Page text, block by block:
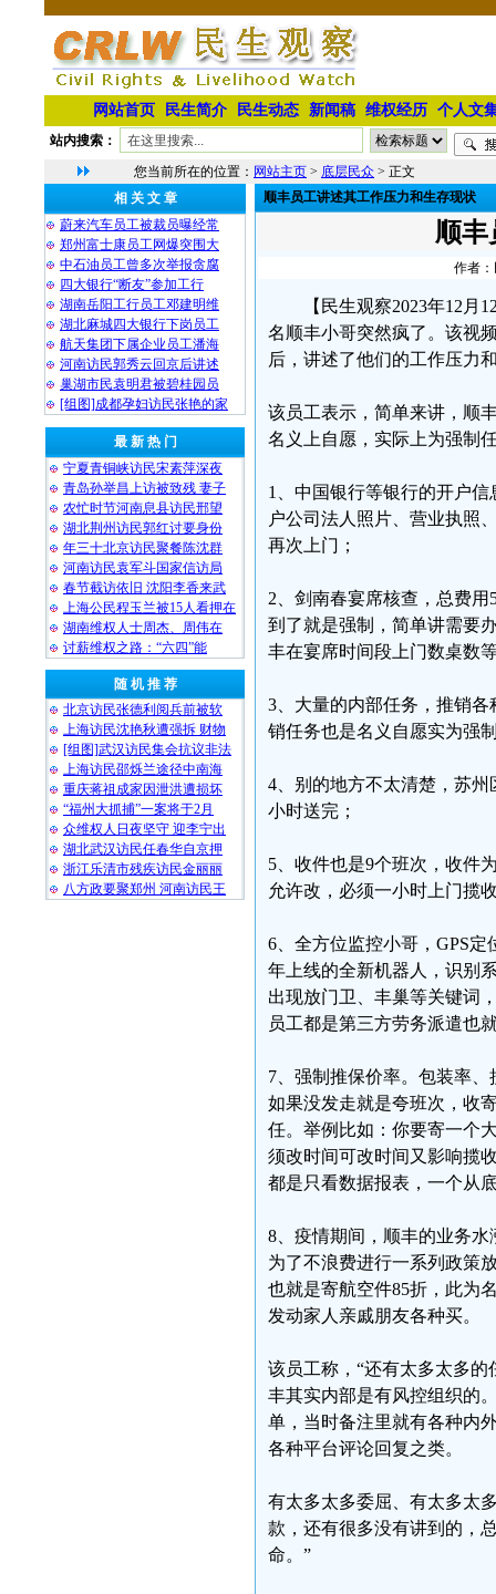
网站首页 民生简介 民生动态 新闻稿 维权经历 个人文
站内搜索：
您当前所在的位置： 网站主页 > 底层民众 > 正文
相 关 文 章
蔚来汽车员工被裁员曝经常
郑州富士康员工网爆突围大
中石油员工曾多次举报贪腐
四大银行“断友”参加工行
湖南岳阳工行员工邓建明维
湖北麻城四大银行下岗员工
航天集团下属企业员工潘海
河南访民郭秀云回京后讲述
巢湖市民袁明君被碧桂园员
[组图]成都孕妇访民张艳的家
最 新 热 门
宁夏青铜峡访民宋素萍深夜
青岛孙举昌上访被致残 妻子
农忙时节河南息县访民邢望
湖北荆州访民郭红讨要身份
年三十北京访民聚餐陈沈群
河南访民袁军斗国家信访局
春节截访依旧 沈阳李香来武
上海公民程玉兰被15人看押在
湖南维权人士周杰、周伟在
讨薪维权之路：“六四”能
随 机 推 荐
北京访民张德利阅兵前被软
上海访民沈艳秋遭强拆 财物
[组图]武汉访民集会抗议非法
上海访民邵烁兰途径中南海
重庆蒋祖成家因泄洪遭损坏
“福州大抓捕”一案将于2月
众维权人日夜坚守 迎李宁出
湖北武汉访民任春华自京押
浙江乐清市残疾访民金丽丽
八方政要聚郑州 河南访民王
顺丰员工讲述其工作压力和生存现状
顺丰
作者：
【民生观察2023年12月
名顺丰小哥突然疯了。该视
后，讲述了他们的工作压力
该员工表示，简单来讲，顺
名义上自愿，实际上为强制
1、中国银行等银行的开户
户公司法人照片、营业执照
再次上门；
2、剑南春宴席核查，总费
到了就是强制，简单讲需要
丰在宴席时间段上门数桌数
3、大量的内部任务，推销
销任务也是名义自愿实为强
4、别的地方不太清楚，苏
小时送完；
5、收件也是9个班次，收件
允许改，必须一小时上门揽
6、全方位监控小哥，GPS
年上线的全新机器人，识别
出现放门卫、丰巢等关键词
员工都是第三方劳务派遣也
7、强制推保价率。包装率
如果没发走就是夸班次，收
任。举例比如：你要寄一个
须改时间可改时间又影响揽
都是只看数据报表，一个从
8、疫情期间，顺丰的业务
为了不浪费进行一系列政策
也就是寄航空件85折，此为
发动家人亲戚朋友各种买。
该员工称，“还有太多太多
丰其实内部是有风控组织的
单，当时备注里就有各种内
各种平台评论回复之类。
有太多太多委屈、有太多太
款，还有很多没有讲到的，
命。”